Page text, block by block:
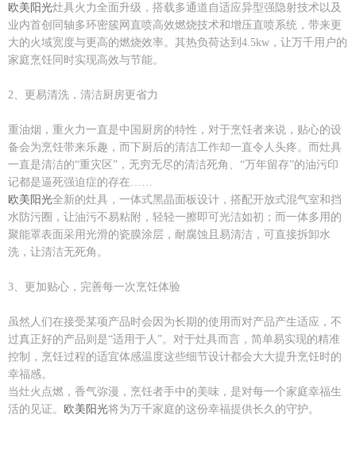
欧美阳光灶具火力全面升级，搭载多通道自适应异型强隐射技术以及
业内首创同轴多环密簇网直喷高效燃烧技术和增压直喷系统，带来更
大的火域宽度与更高的燃烧效率。其热负荷达到4.5kw，让万千用户的
家庭烹饪同时实现高效与节能。
2、更易清洗，清洁厨房更省力
重油烟，重火力一直是中国厨房的特性，对于烹饪者来说，贴心的设
备会为烹饪带来乐趣，而下厨后的清洁工作却一直令人头疼。而灶具
一直是清洁的“重灾区”，无穷无尽的清洁死角、“万年留存”的油污印
记都是逼死强迫症的存在……
欧美阳光全新的灶具，一体式黑晶面板设计，搭配开放式混气室和挡
水防污圈，让油污不易粘附，轻轻一擦即可光洁如初；而一体多用的
聚能罩表面采用光滑的瓷膜涂层，耐腐蚀且易清洁，可直接拆卸水
洗，让清洁无死角。
3、更加贴心，完善每一次烹饪体验
虽然人们在接受某项产品时会因为长期的使用而对产品产生适应，不
过真正好的产品则是“适用于人”。对于灶具而言，简单易实现的精准
控制，烹饪过程的适宜体感温度这些细节设计都会大大提升烹饪时的
幸福感。
当灶火点燃，香气弥漫，烹饪者手中的美味，是对每一个家庭幸福生
活的见证。 欧美阳光将为万千家庭的这份幸福提供长久的守护。